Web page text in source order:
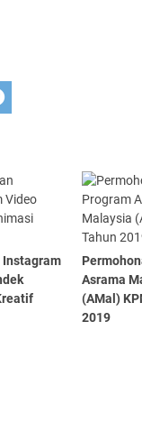
Instagram
Asrama
(AMal)
2019